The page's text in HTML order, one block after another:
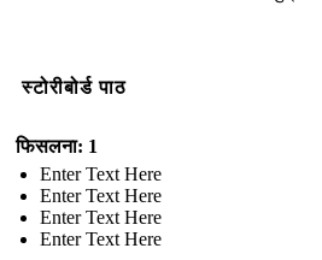
स्टोरीबोर्ड पाठ
फिसलना: 1
Enter Text Here
Enter Text Here
Enter Text Here
Enter Text Here